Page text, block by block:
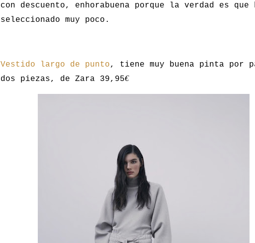
con descuento, enhorabuena porque la verdad es que
seleccionado muy poco.
Vestido largo de punto, tiene muy buena pinta por
dos piezas, de Zara 39,95€